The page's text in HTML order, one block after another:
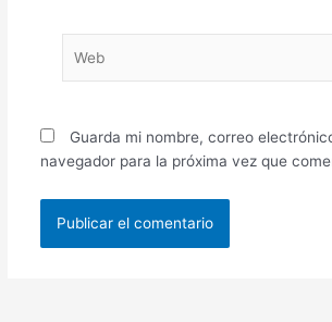
Guarda mi nombre, correo
navegador para la próxima vez que